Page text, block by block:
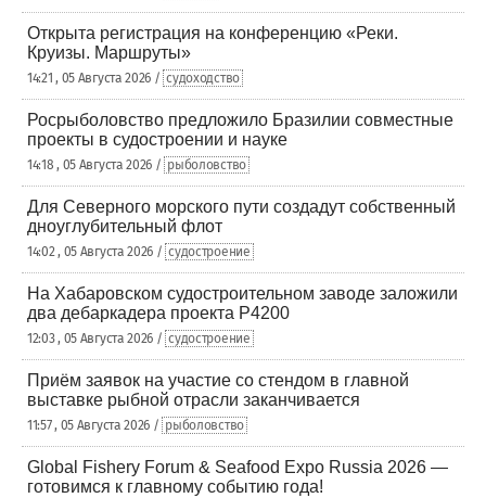
Открыта регистрация на конференцию «Реки.
Круизы. Маршруты»
14:21 , 05 Августа 2026 / судоходство
Росрыболовство предложило Бразилии совместные
проекты в судостроении и науке
14:18 , 05 Августа 2026 / рыболовство
Для Северного морского пути создадут собственный
дноуглубительный флот
14:02 , 05 Августа 2026 / судостроение
На Хабаровском судостроительном заводе заложили
два дебаркадера проекта Р4200
12:03 , 05 Августа 2026 / судостроение
Приём заявок на участие со стендом в главной
выставке рыбной отрасли заканчивается
11:57 , 05 Августа 2026 / рыболовство
Global Fishery Forum & Seafood Expo Russia 2026 —
готовимся к главному событию года!